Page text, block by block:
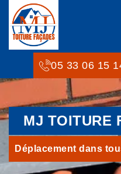
05 33 06 15
MJ TOITURE
Déplacement dans